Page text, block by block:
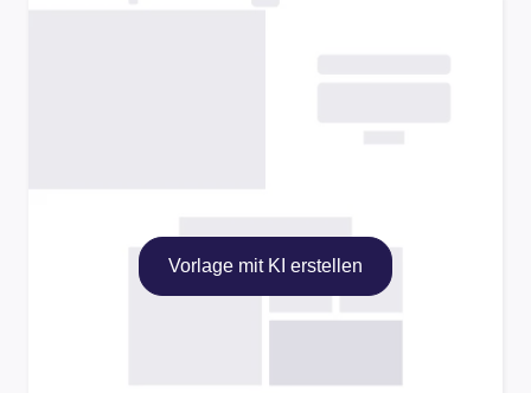
Vorlage mit KI erstellen